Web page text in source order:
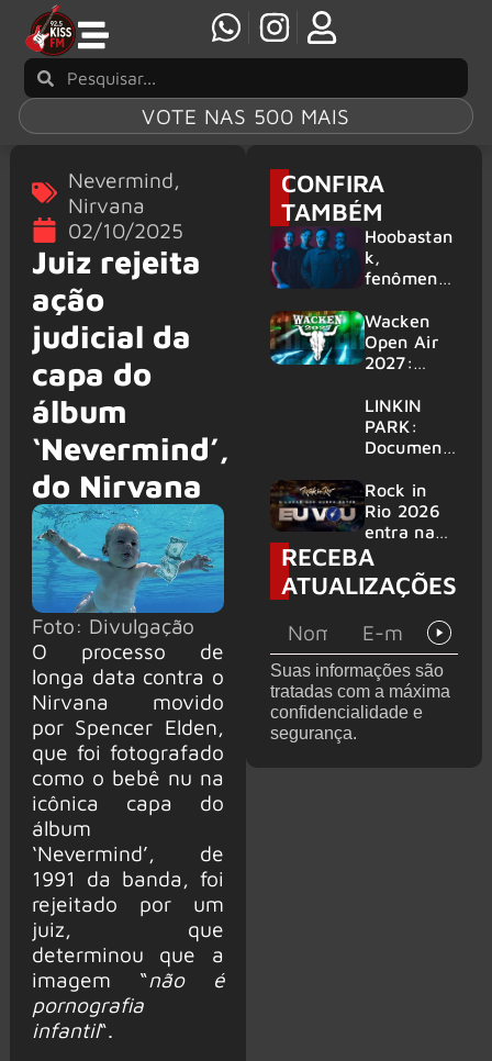
VOTE NAS 500 MAIS
Nevermind,
Nirvana
02/10/2025
Juiz rejeita
ação
judicial da
capa do
álbum
‘Nevermind’,
do Nirvana
Foto: Divulgação
O processo de
longa data contra o
Nirvana movido
por Spencer Elden,
que foi fotografado
como o bebê nu na
icônica capa do
álbum
‘Nevermind’, de
1991 da banda, foi
rejeitado por um
juiz, que
determinou que a
imagem “não é
pornografia
infantil“.
CONFIRA
TAMBÉM
Hoobastan
k,
fenômeno
rock anos
2000,
volta ao
6 shows
Wacken
Open Air
2027:
amplia
line-up e
já
mais de 50
bandas
LINKIN
PARK:
Document
‘Unshatter’
e álbum ao
vivo são
anunciados
Rock in
Rio 2026
entra na
reta final
com
Cidade do
montagem
acelerada
e line-up
completo
confirmad
RECEBA
ATUALIZAÇÕES
Suas informações são
tratadas com a máxima
confidencialidade e
segurança.